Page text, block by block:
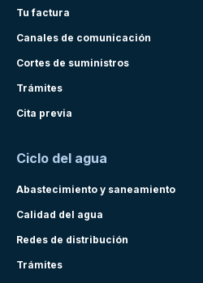
Tu factura
Canales de comunicación
Cortes de suministros
Trámites
Cita previa
Ciclo del agua
Abastecimiento y saneamiento
Calidad del agua
Redes de distribución
Trámites